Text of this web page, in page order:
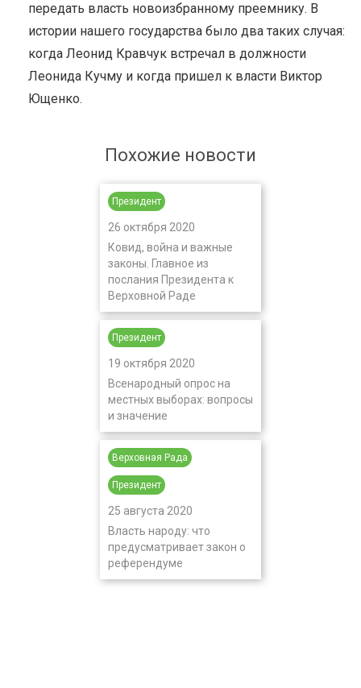
передать власть новоизбранному преемнику. В
истории нашего государства было два таких случая:
когда Леонид Кравчук встречал в должности
Леонида Кучму и когда пришел к власти Виктор
Ющенко.
Похожие новости
Президент
26 октября 2020
Ковид, война и важные
законы. Главное из
послания Президента к
Верховной Раде
Президент
19 октября 2020
Всенародный опрос на
местных выборах: вопросы
и значение
Верховная Рада
Президент
25 августа 2020
Власть народу: что
предусматривает закон о
референдуме